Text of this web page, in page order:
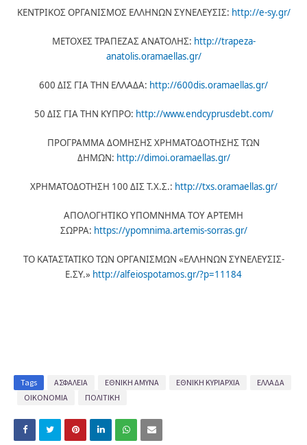
ΚΕΝΤΡΙΚΟΣ ΟΡΓΑΝΙΣΜΟΣ ΕΛΛΗΝΩΝ ΣΥΝΕΛΕΥΣΙΣ: http://e-sy.gr/
ΜΕΤΟΧΕΣ ΤΡΑΠΕΖΑΣ ΑΝΑΤΟΛΗΣ: http://trapeza-
anatolis.oramaellas.gr/
600 ΔΙΣ ΓΙΑ ΤΗΝ ΕΛΛΑΔΑ: http://600dis.oramaellas.gr/
50 ΔΙΣ ΓΙΑ ΤΗΝ ΚΥΠΡΟ: http://www.endcyprusdebt.com/
ΠΡΟΓΡΑΜΜΑ ΔΟΜΗΣΗΣ ΧΡΗΜΑΤΟΔΟΤΗΣΗΣ ΤΩΝ
ΔΗΜΩΝ: http://dimoi.oramaellas.gr/
ΧΡΗΜΑΤΟΔΟΤΗΣΗ 100 ΔΙΣ Τ.Χ.Σ.: http://txs.oramaellas.gr/
ΑΠΟΛΟΓΗΤΙΚΟ ΥΠΟΜΝΗΜΑ ΤΟΥ ΑΡΤΕΜΗ
ΣΩΡΡΑ: https://ypomnima.artemis-sorras.gr/
ΤΟ ΚΑΤΑΣΤΑΤΙΚΟ ΤΩΝ ΟΡΓΑΝΙΣΜΩΝ «ΕΛΛΗΝΩΝ ΣΥΝΕΛΕΥΣΙΣ-
Ε.ΣΥ.» http://alfeiospotamos.gr/?p=11184
Tags ΑΣΦΑΛΕΙΑ ΕΘΝΙΚΗ ΑΜΥΝΑ ΕΘΝΙΚΗ ΚΥΡΙΑΡΧΙΑ
ΕΛΛΑΔΑ
ΟΙΚΟΝΟΜΙΑ
ΠΟΛΙΤΙΚΗ